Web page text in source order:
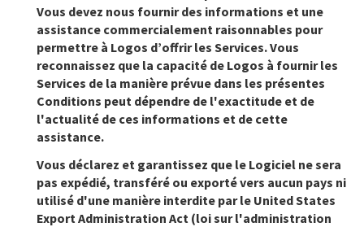
Vous devez nous fournir des informations et une
assistance commercialement raisonnables pour
permettre à Logos d’offrir les Services. Vous
reconnaissez que la capacité de Logos à fournir les
Services de la manière prévue dans les présentes
Conditions peut dépendre de l'exactitude et de
l'actualité de ces informations et de cette
assistance.
Vous déclarez et garantissez que le Logiciel ne sera
pas expédié, transféré ou exporté vers aucun pays ni
utilisé d'une manière interdite par le United States
Export Administration Act (loi sur l'administration